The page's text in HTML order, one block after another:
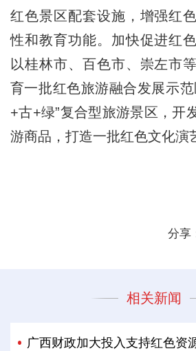
红色景区配套设施，增强红
性和教育功能。加快促进红
以桂林市、百色市、崇左市
育一批红色旅游融合发展示
+古+绿”复合型旅游景区，开
游商品，打造一批红色文化演
分享
相关新闻
广西财政加大投入支持红色资